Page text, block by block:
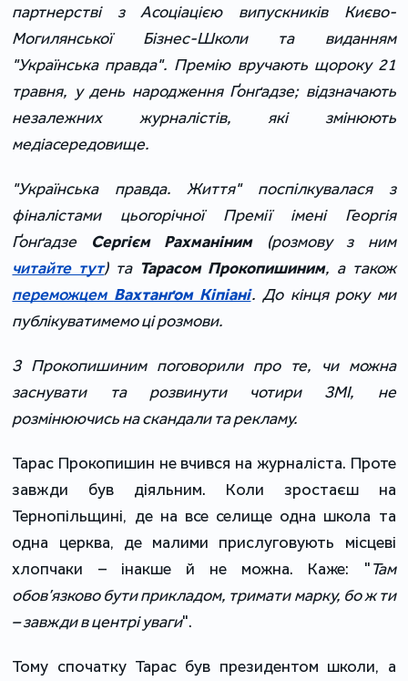
партнерстві з Асоціацією випускників Києво-
Могилянської Бізнес-Школи та виданням
"Українськаправда". Премію вручають щороку 21
травня, у день народження Ґонґадзе; відзначають
незалежних журналістів, які змінюють
медіасередовище.
"Українська правда. Життя" поспілкувалася з
фіналістами цьогорічної Премії імені Георгія
Ґонґадзе Сергієм Рахманіним(розмову з ним
читайте тут) та Тарасом Прокопишиним, а також
переможцем Вахтанґом Кіпіані. До кінця року ми
публікуватимемо ці розмови.
З Прокопишиним поговорили про те, чи можна
заснувати та розвинути чотири ЗМІ, не
розмінюючись на скандали та рекламу.
Тарас Прокопишин не вчився на журналіста. Проте
завжди був діяльним. Коли зростаєш на
Тернопільщині, де на все селище одна школа та
одна церква, де малими прислуговують місцеві
хлопчаки – інакше й не можна. Каже: "Там
обов’язково бути прикладом, тримати марку, бо ж ти
– завжди в центрі уваги".
Тому спочатку Тарас був президентом школи, а